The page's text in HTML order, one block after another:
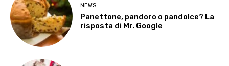
NEWS
Panettone, pandoro o pandolce? La
risposta di Mr. Google